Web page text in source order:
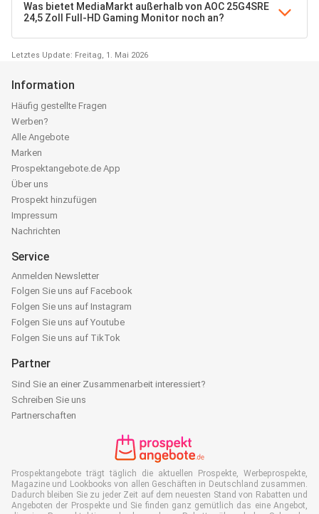
Was bietet MediaMarkt außerhalb von AOC 25G4SRE
24,5 Zoll Full-HD Gaming Monitor noch an?
Letztes Update: Freitag, 1. Mai 2026
Information
Häufig gestellte Fragen
Werben?
Alle Angebote
Marken
Prospektangebote.de App
Über uns
Prospekt hinzufügen
Impressum
Nachrichten
Service
Anmelden Newsletter
Folgen Sie uns auf Facebook
Folgen Sie uns auf Instagram
Folgen Sie uns auf Youtube
Folgen Sie uns auf TikTok
Partner
Sind Sie an einer Zusammenarbeit interessiert?
Schreiben Sie uns
Partnerschaften
Prospektangebote trägt täglich die aktuellen Prospekte, Werbeprospekte,
Magazine und Lookbooks von allen Geschäften in Deutschland zusammen.
Dadurch bleiben Sie zu jeder Zeit auf dem neuesten Stand von Rabatten und
Angeboten der Prospekte und Sie finden ganz gemütlich das eine Angebot,